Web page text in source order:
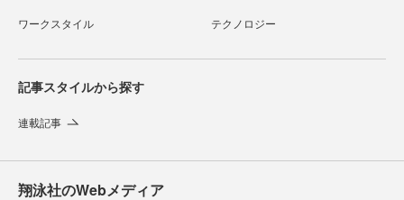
ワークスタイル テクノロジー
記事スタイルから探す
連載記事
翔泳社のWebメディア